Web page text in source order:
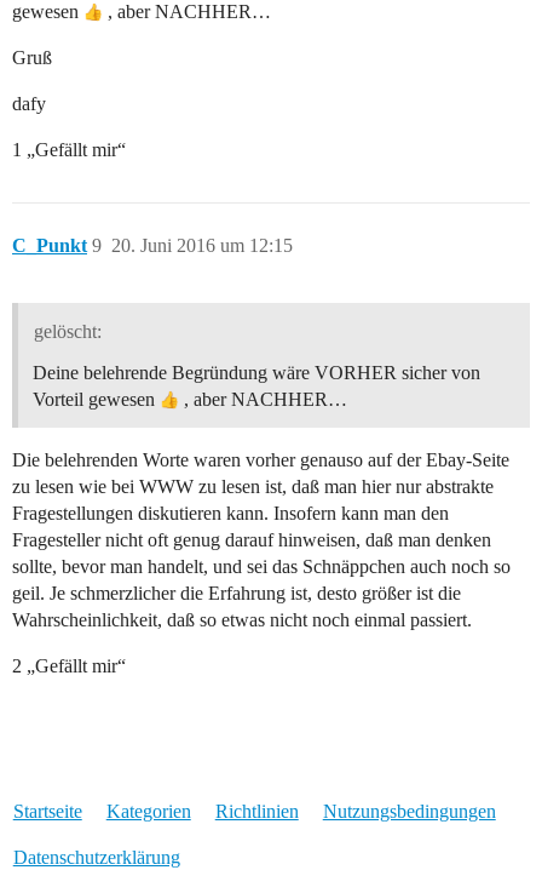
gewesen
, aber NACHHER…
Gruß
dafy
1 „Gefällt mir“
C_Punkt 20. Juni 2016 um 12:15
9
gelöscht:
Deine belehrende Begründung wäre VORHER sicher von
Vorteil gewesen
, aber NACHHER…
Die belehrenden Worte waren vorher genauso auf der Ebay-Seite
zu lesen wie bei WWW zu lesen ist, daß man hier nur abstrakte
Fragestellungen diskutieren kann. Insofern kann man den
Fragesteller nicht oft genug darauf hinweisen, daß man denken
sollte, bevor man handelt, und sei das Schnäppchen auch noch so
geil. Je schmerzlicher die Erfahrung ist, desto größer ist die
Wahrscheinlichkeit, daß so etwas nicht noch einmal passiert.
2 „Gefällt mir“
Startseite Kategorien Richtlinien Nutzungsbedingungen
Datenschutzerklärung